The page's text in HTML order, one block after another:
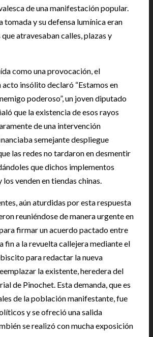
de una manifestación popular.
tomada y su defensa lumínica eran
atravesaban calles, plazas y
como una provocación, el
acto insólito declaró “Estamos en
poderoso”, un joven diputado
que la existencia de esos rayos
de una intervención
semejante despliegue
las redes no tardaron en desmentir
que dichos implementos
los venden en tiendas chinas.
aún aturdidas por esta respuesta
reuniéndose de manera urgente en
firmar un acuerdo pactado entre
fin a la revuelta callejera mediante el
para redactar la nueva
la existente, heredera del
de Pinochet. Esta demanda, que es
de la población manifestante, fue
y se ofreció una salida
se realizó con mucha exposición